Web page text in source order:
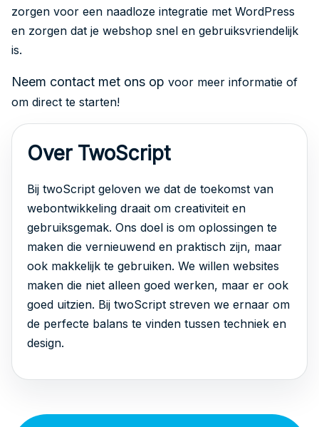
zorgen voor een naadloze integratie met WordPress
en zorgen dat je webshop snel en gebruiksvriendelijk
is.
Neem contact met ons op voor meer informatie of
om direct te starten!
Over TwoScript
Bij twoScript geloven we dat de toekomst van
webontwikkeling draait om creativiteit en
gebruiksgemak. Ons doel is om oplossingen te
maken die vernieuwend en praktisch zijn, maar
ook makkelijk te gebruiken. We willen websites
maken die niet alleen goed werken, maar er ook
goed uitzien. Bij twoScript streven we ernaar om
de perfecte balans te vinden tussen techniek en
design.